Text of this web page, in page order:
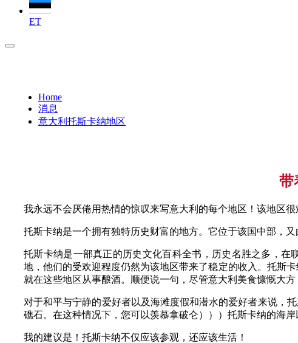
ET
Home
消息
意大利托斯卡纳地区
带
我永远不会厌倦用热情的惊叹来写意大利的每个地区！该地区
托斯卡纳是一个拥有独特历史财富的地方。它位于该国中部，
托斯卡纳是一部真正的历史文化百科全书，历史名胜之多，
地，他们的受欢迎程度仍然为该地区带来了稳定的收入。托斯
就在这些地区从事酿酒。顺便说一句，尽管意大利美食慷慨大
对于和平与宁静的爱好者以及海滩度假和潜水的爱好者来说，
礁石。在这种情况下，您可以羡慕拿破仑）））托斯卡纳的海
我的建议是！托斯卡纳不仅应该参观，还应该生活！